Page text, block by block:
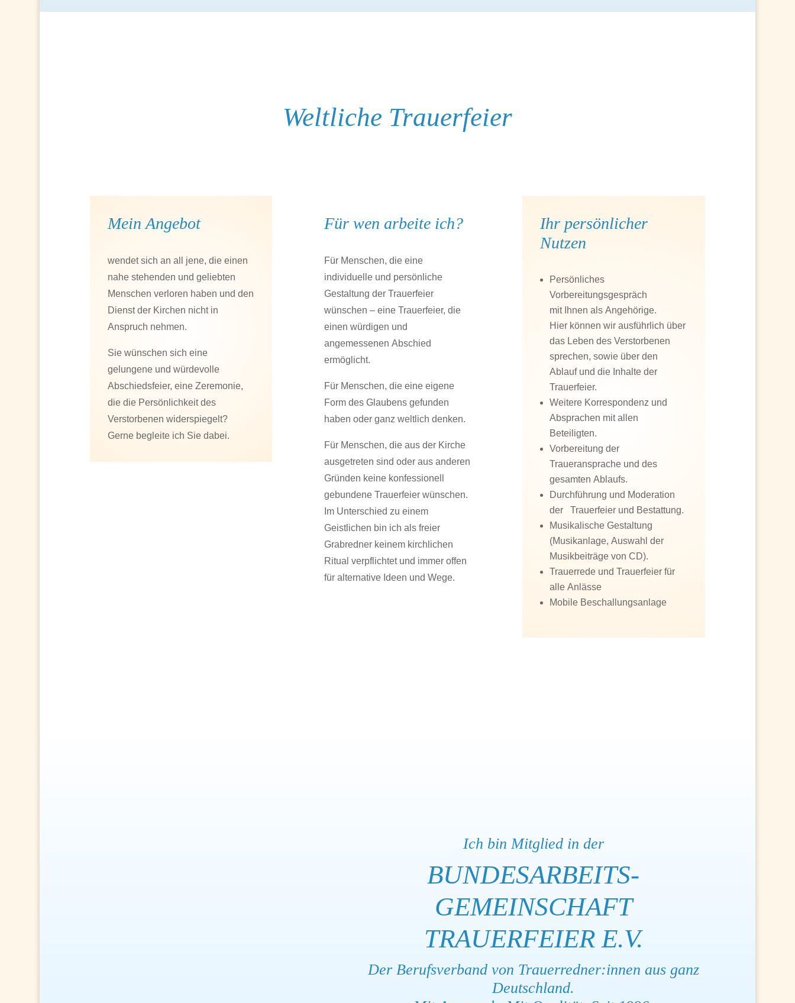
Weltliche Trauerfeier
Mein Angebot
wendet sich an all jene, die einen
nahe stehenden und geliebten
Menschen verloren haben und den
Dienst der Kirchen nicht in
Anspruch nehmen.
Sie wünschen sich eine
gelungene und würdevolle
Abschiedsfeier, eine Zeremonie,
die die Persönlichkeit des
Verstorbenen widerspiegelt?
Gerne begleite ich Sie dabei.
Für wen arbeite ich?
Für Menschen, die eine
individuelle und persönliche
Gestaltung der Trauerfeier
wünschen – eine Trauerfeier, die
einen würdigen und
angemessenen Abschied
ermöglicht.
Für Menschen, die eine eigene
Form des Glaubens gefunden
haben oder ganz weltlich denken.
Für Menschen, die aus der Kirche
ausgetreten sind oder aus anderen
Gründen keine konfessionell
gebundene Trauerfeier wünschen.
Im Unterschied zu einem
Geistlichen bin ich als freier
Grabredner keinem kirchlichen
Ritual verpflichtet und immer offen
für alternative Ideen und Wege.
Ihr persönlicher
Nutzen
Persönliches
Vorbereitungsgespräch
mit Ihnen als Angehörige.
Hier können wir ausführlich über
das Leben des Verstorbenen
sprechen, sowie über den
Ablauf und die Inhalte der
Trauerfeier.
Weitere Korrespondenz und
Absprachen mit allen
Beteiligten.
Vorbereitung der
Traueransprache und des
gesamten Ablaufs.
Durchführung und Moderation
der Trauerfeier und Bestattung.
Musikalische Gestaltung
(Musikanlage, Auswahl der
Musikbeiträge von CD).
Trauerrede und Trauerfeier für
alle Anlässe
Mobile Beschallungsanlage
Ich bin Mitglied in der
BUNDES­ARBEITS­­
GEMEINSCHAFT
TRAUER­FEIER E.V.
Der Berufsverband von Trauerredner:innen aus ganz
Deutschland.